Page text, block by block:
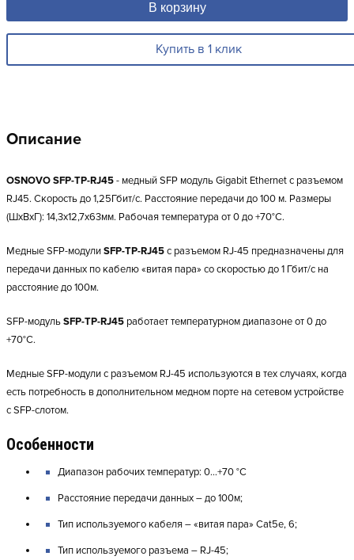
В корзину
Купить в 1 клик
Описание
OSNOVO SFP-TP-RJ45- медный SFP модуль Gigabit Ethernet с разъемом
RJ45. Скорость до 1,25Гбит/с. Расстояние передачи до 100 м. Размеры
(ШхВхГ): 14,3x12,7x63мм. Рабочая температура от 0 до +70°С.
Медные SFP-модулиSFP-TP-RJ45с разъемом RJ-45 предназначены для
передачи данных по кабелю «витая пара» со скоростью до 1 Гбит/с на
расстояние до 100м.
SFP-модульSFP-TP-RJ45 работает температурном диапазоне от 0 до
+70°С.
Медные SFP-модули с разъемом RJ-45 используются в тех случаях, когда
есть потребность в дополнительном медном порте на сетевом устройстве
с SFP-слотом.
Особенности
Диапазон рабочих температур: 0…+70 °С
Расстояние передачи данных – до 100м;
Тип используемого кабеля – «витая пара» Cat5e, 6;
Тип используемого разъема – RJ-45;